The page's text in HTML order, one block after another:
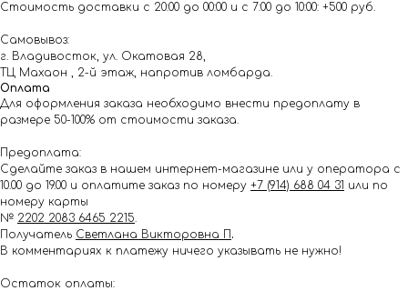
Стоимость доставки с 20:00 до 00:00 и с 7:00 до 10:00: +500 руб.
Самовывоз:
г. Владивосток, ул. Окатовая 28,
ТЦ Махаон , 2-й этаж, напротив ломбарда.
Оплата
Для оформления заказа необходимо внести предоплату в
размере 50-100% от стоимости заказа.
Предоплата:
Сделайте заказ в нашем интернет-магазине или у оператора с
10.00 до 19.00 и оплатите заказ по номеру +7 (914) 688 04 31 или по
номеру карты
№ 2202 2083 6465 2215.
Получатель Светлана Викторовна П .
В комментариях к платежу ничего указывать не нужно!
Остаток оплаты: